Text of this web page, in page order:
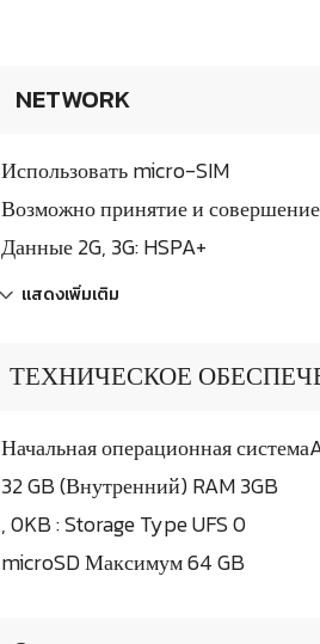
NETWORK
Использовать micro-SIM
Возможно принятие и
Данные 2G, 3G: HSPA+
แสดงเพิ่มเติม
ТЕХНИЧЕСКОЕ
Начальная операционная
32 GB (Внутренний) RAM 3GB
, 0KB : Storage Type UFS 0
microSD Максимум 64 GB